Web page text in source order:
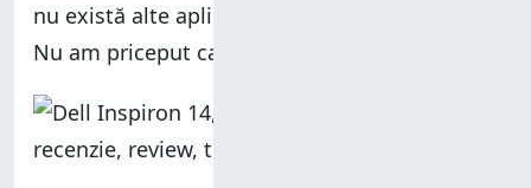
nu există alte aplicații înregistrate disponibile.
Nu am priceput care este scopul ei.